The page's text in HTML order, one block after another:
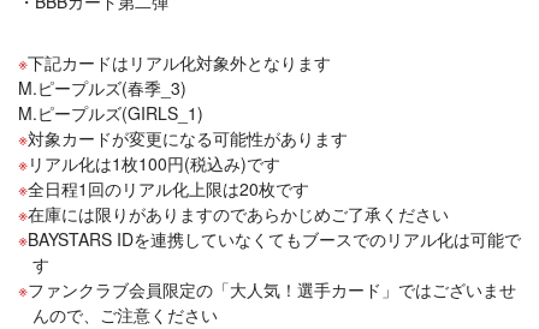
下記カードはリアル化対象外となります
M.ピープルズ(春季_3)
M.ピープルズ(GIRLS_1)
対象カードが変更になる可能性があります
リアル化は1枚100円(税込み)です
全日程1回のリアル化上限は20枚です
在庫には限りがありますのであらかじめご了承ください
BAYSTARS IDを連携していなくてもブースでのリアル化は可能で
す
ファンクラブ会員限定の「大人気！選手カード」ではございませ
んので、ご注意ください